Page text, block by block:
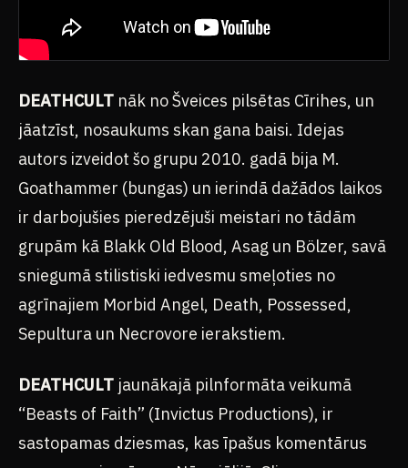
DEATHCULT nāk no Šveices pilsētas Cīrihes, un
jāatzīst, nosaukums skan gana baisi. Idejas
autors izveidot šo grupu 2010. gadā bija M.
Goathammer (bungas) un ierindā dažādos laikos
ir darbojušies pieredzējuši meistari no tādām
grupām kā Blakk Old Blood, Asag un Bölzer, savā
sniegumā stilistiski iedvesmu smeļoties no
agrīnajiem Morbid Angel, Death, Possessed,
Sepultura un Necrovore ierakstiem.
DEATHCULT jaunākajā pilnformāta veikumā
“Beasts of Faith” (Invictus Productions), ir
sastopamas dziesmas, kas īpašus komentārus